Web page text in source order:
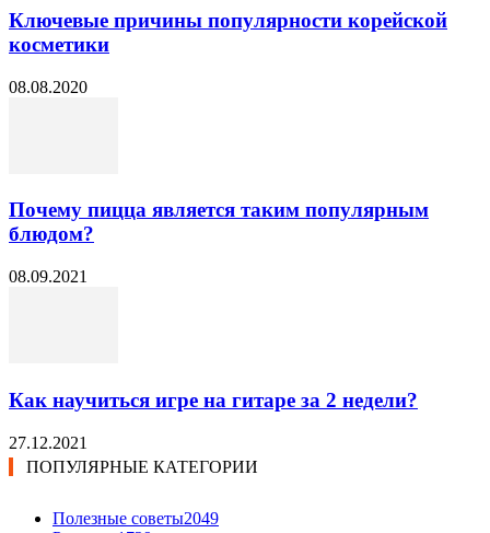
Ключевые причины популярности корейской
косметики
08.08.2020
Почему пицца является таким популярным
блюдом?
08.09.2021
Как научиться игре на гитаре за 2 недели?
27.12.2021
ПОПУЛЯРНЫЕ КАТЕГОРИИ
Полезные советы2049